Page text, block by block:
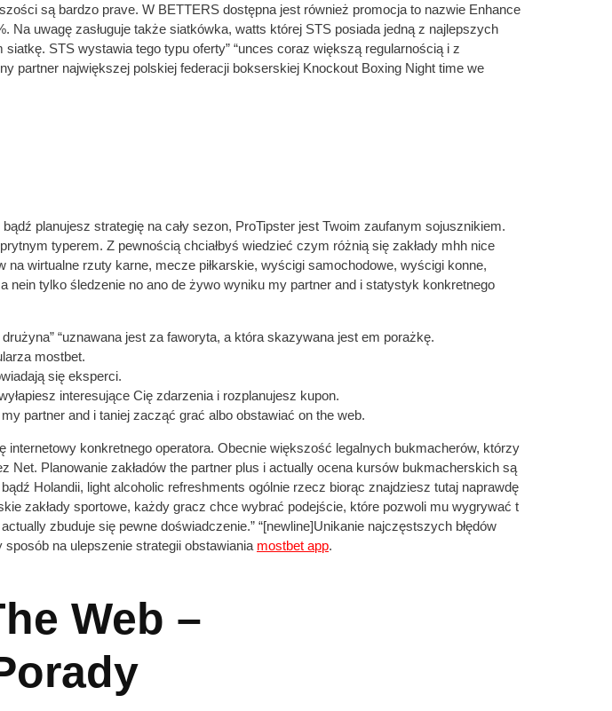
są bardzo prave. W BETTERS dostępna jest również promocja to nazwie Enhance
uwagę zasługuje także siatkówka, watts której STS posiada jedną z najlepszych
STS wystawia tego typu oferty” “unces coraz większą regularnością i z
partner największej polskiej federacji bokserskiej Knockout Boxing Night time we
planujesz strategię na cały sezon, ProTipster jest Twoim zaufanym sojusznikiem.
typerem. Z pewnością chciałbyś wiedzieć czym różnią się zakłady mhh nice
wirtualne rzuty karne, mecze piłkarskie, wyścigi samochodowe, wyścigi konne,
tylko śledzenie no ano de żywo wyniku my partner and i statystyk konkretnego
“uznawana jest za faworyta, a która skazywana jest em porażkę.
mostbet.
się eksperci.
interesujące Cię zdarzenia i rozplanujesz kupon.
partner and i taniej zacząć grać albo obstawiać on the web.
konkretnego operatora. Obecnie większość legalnych bukmacherów, którzy
Net. Planowanie zakładów the partner plus i actually ocena kursów bukmacherskich są
Holandii, light alcoholic refreshments ogólnie rzecz biorąc znajdziesz tutaj naprawdę
zakłady sportowe, każdy gracz chce wybrać podejście, które pozwoli mu wygrywać t
zbuduje się pewne doświadczenie.” “[newline]Unikanie najczęstszych błędów
na ulepszenie strategii obstawiania mostbet app.
Web –